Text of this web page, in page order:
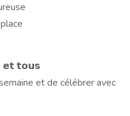
𝗲𝘁 𝘁𝗼𝘂𝘀
et de célébrer avec